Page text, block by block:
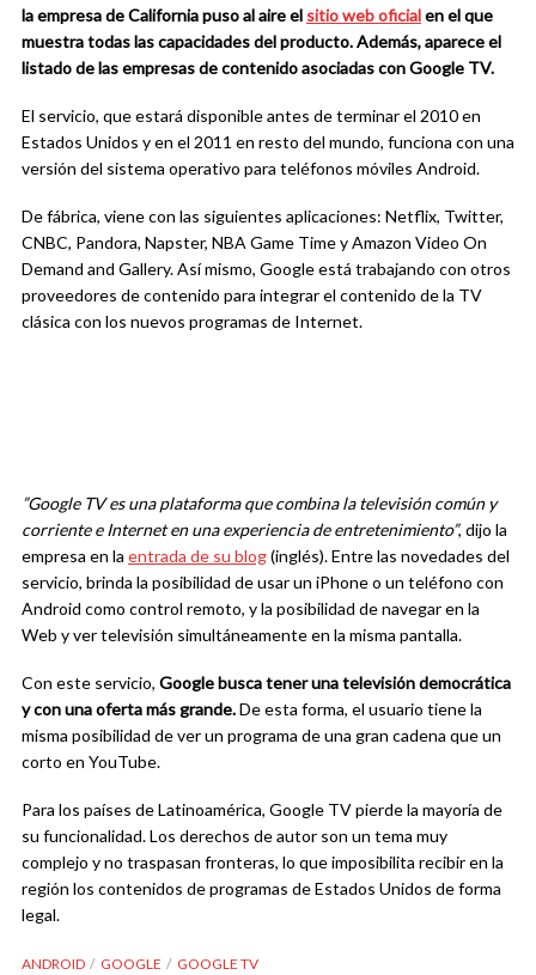
la empresa de California puso al aire el sitio web oficialen el que
muestra todas las capacidades del producto. Además, aparece el
listado de las empresas de contenido asociadas con Google TV.
El servicio, que estará disponible antes de terminar el 2010 en
Estados Unidos y en el 2011 en resto del mundo, funciona con una
versión del sistema operativo para teléfonos móviles Android.
De fábrica, viene con las siguientes aplicaciones: Netflix, Twitter,
CNBC, Pandora, Napster, NBA Game Time y Amazon Video On
Demand and Gallery. Así mismo, Google está trabajando con otros
proveedores de contenido para integrar el contenido de la TV
clásica con los nuevos programas de Internet.
”Google TV es una plataforma que combina la televisión común y
corriente e Internet en una experiencia de entretenimiento”, dijo la
empresa en la entrada de su blog(inglés). Entre las novedades del
servicio, brinda la posibilidad de usar un iPhone o un teléfono con
Android como control remoto, y la posibilidad de navegar en la
Web y ver televisión simultáneamente en la misma pantalla.
Con este servicio, Google busca tener una televisión democrática
y con una oferta más grande.De esta forma, el usuario tiene la
misma posibilidad de ver un programa de una gran cadena que un
corto en YouTube.
Para los países de Latinoamérica, Google TV pierde la mayoría de
su funcionalidad. Los derechos de autor son un tema muy
complejo y no traspasan fronteras, lo que imposibilita recibir en la
región los contenidos de programas de Estados Unidos de forma
legal.
ANDROID GOOGLE GOOGLE TV